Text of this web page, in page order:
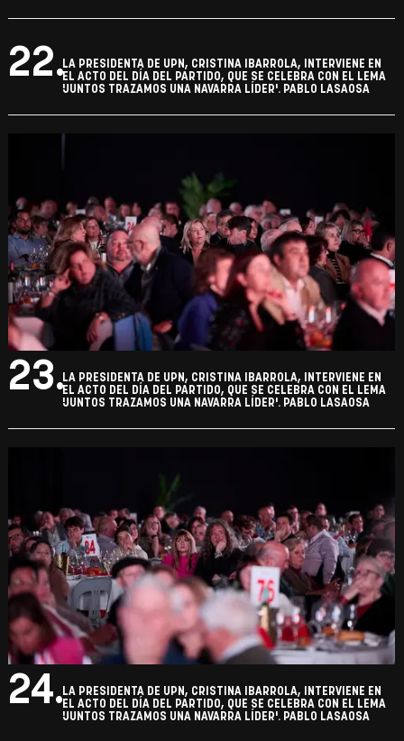
22.LA PRESIDENTA DE UPN, CRISTINA IBARROLA, INTERVIENE EN
EL ACTO DEL DÍA DEL PARTIDO, QUE SE CELEBRA CON EL LEMA
'JUNTOS TRAZAMOS UNA NAVARRA LÍDER'. PABLO LASAOSA
23.LA PRESIDENTA DE UPN, CRISTINA IBARROLA, INTERVIENE EN
EL ACTO DEL DÍA DEL PARTIDO, QUE SE CELEBRA CON EL LEMA
'JUNTOS TRAZAMOS UNA NAVARRA LÍDER'. PABLO LASAOSA